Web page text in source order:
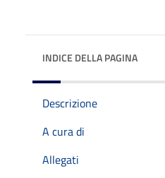
INDICE DELLA PAGINA
Descrizione
A cura di
Allegati